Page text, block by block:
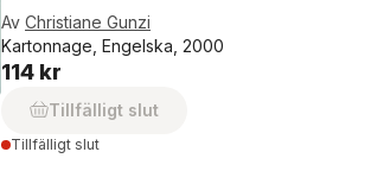
Av Christiane Gunzi
Kartonnage, Engelska, 2000
114 kr
Tillfälligt slut
Tillfälligt slut